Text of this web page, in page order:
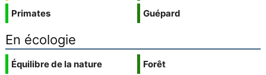
Primates
Guépard
En écologie
Équilibre de la nature
Forêt